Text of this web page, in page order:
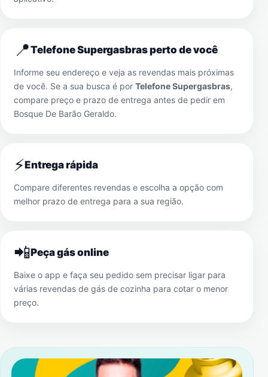
📍Telefone Supergasbras perto de você
Informe seu endereço e veja as revendas mais próximas
de você. Se a sua busca é por Telefone Supergasbras,
compare preço e prazo de entrega antes de pedir em
Bosque De Barão Geraldo.
⚡Entrega rápida
Compare diferentes revendas e escolha a opção com
melhor prazo de entrega para a sua região.
📲Peça gás online
Baixe o app e faça seu pedido sem precisar ligar para
várias revendas de gás de cozinha para cotar o menor
preço.